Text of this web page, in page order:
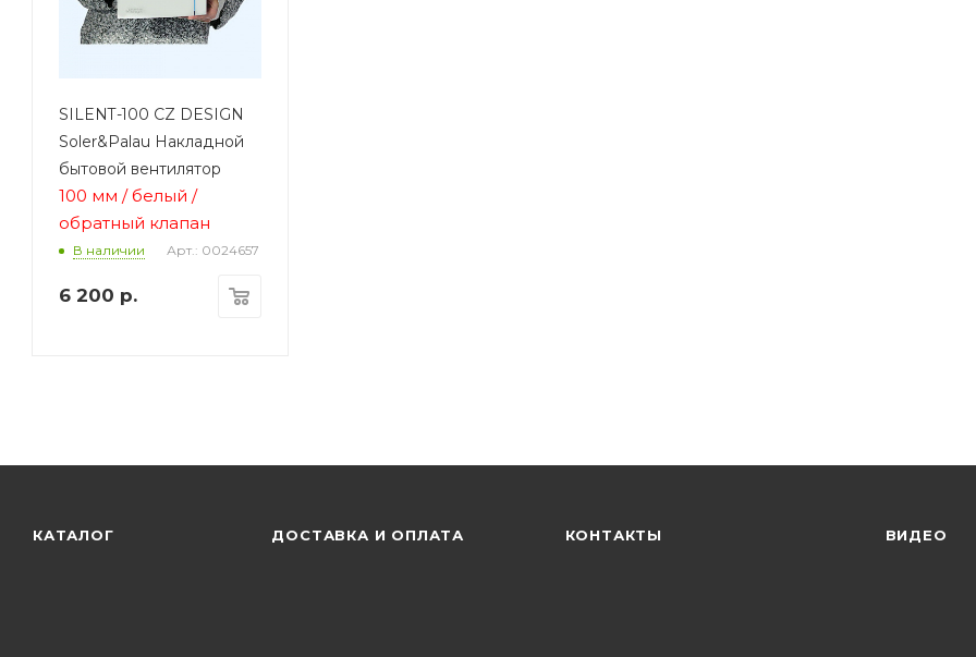
SILENT-100 CZ DESIGN
Soler&Palau Накладной
бытовой вентилятор
100 мм / белый /
обратный клапан
В наличии Арт.: 0024657
6 200 р.
КАТАЛОГ ДОСТАВКА И ОПЛАТА КОНТАКТЫ ВИДЕО